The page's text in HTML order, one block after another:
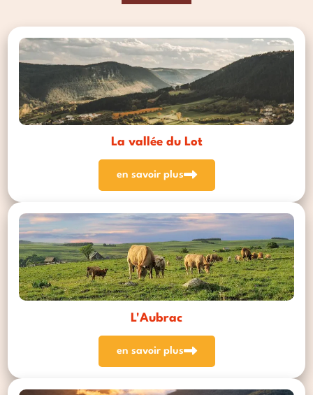
La vallée du Lot
en savoir plus
L'Aubrac
en savoir plus